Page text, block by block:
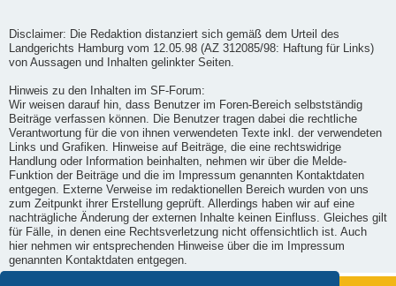
Disclaimer: Die Redaktion distanziert sich gemäß dem Urteil des
Landgerichts Hamburg vom 12.05.98 (AZ 312085/98: Haftung für Links)
von Aussagen und Inhalten gelinkter Seiten.
Hinweis zu den Inhalten im SF-Forum:
Wir weisen darauf hin, dass Benutzer im Foren-Bereich selbstständig
Beiträge verfassen können. Die Benutzer tragen dabei die rechtliche
Verantwortung für die von ihnen verwendeten Texte inkl. der verwendeten
Links und Grafiken. Hinweise auf Beiträge, die eine rechtswidrige
Handlung oder Information beinhalten, nehmen wir über die Melde-
Funktion der Beiträge und die im Impressum genannten Kontaktdaten
entgegen. Externe Verweise im redaktionellen Bereich wurden von uns
zum Zeitpunkt ihrer Erstellung geprüft. Allerdings haben wir auf eine
nachträgliche Änderung der externen Inhalte keinen Einfluss. Gleiches gilt
für Fälle, in denen eine Rechtsverletzung nicht offensichtlich ist. Auch
hier nehmen wir entsprechenden Hinweise über die im Impressum
genannten Kontaktdaten entgegen.